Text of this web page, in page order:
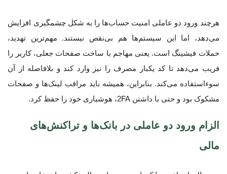
هرچند ورود دو عاملی امنیت حساب‌ها را به شکل چشمگیری افزایش
می‌دهد، اما این سیستم‌ها هم بی‌نقص نیستند. مهم‌ترین تهدید،
حملات فیشینگ است. یعنی مهاجم با ساخت صفحات جعلی، کاربر را
فریب می‌دهد تا کد یکبار مصرف را نیز وارد کند و بلافاصله از آن
سوءاستفاده می‌کند. بنابراین، همیشه باید مراقب لینک‌ها و صفحات
مشکوک بود و حتی با داشتن 2FA، هوشیاری خود را حفظ کرد.
الزام ورود دو عاملی در بانک‌ها و تراکنش‌های
مالی